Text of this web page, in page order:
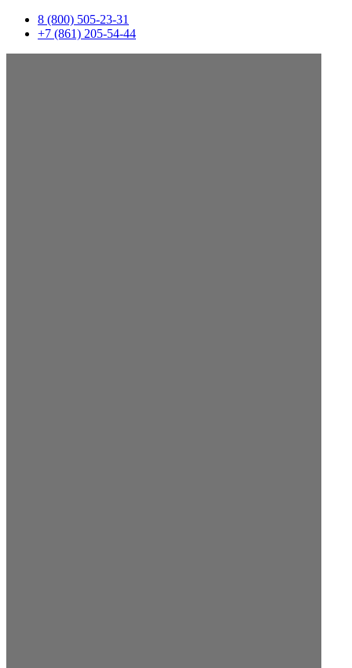
8 (800) 505-23-31
+7 (861) 205-54-44